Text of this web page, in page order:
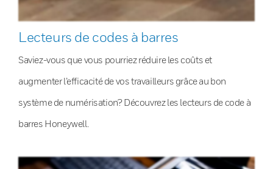
Lecteurs de codes à barres
Saviez-vous que vous pourriez réduire les coûts et
augmenter l’efficacité de vos travailleurs grâce au bon
système de numérisation? Découvrez les lecteurs de code à
barres Honeywell.